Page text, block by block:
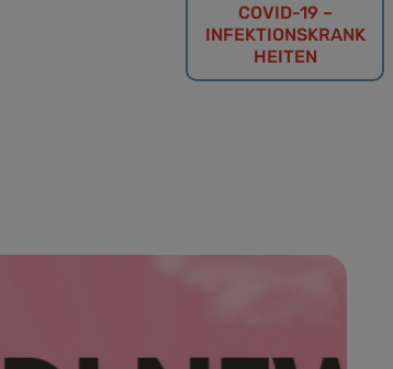
COVID-19 –
INFEKTIONSKRANK
HEITEN